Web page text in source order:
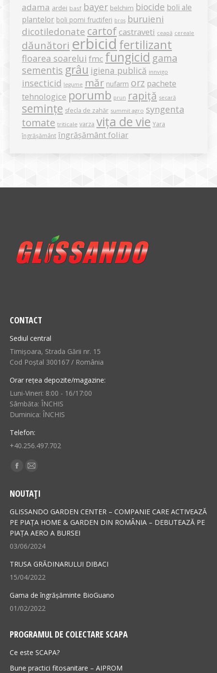
adama ardei basf bayer belchim biocide boli ale
plantelor boli pomi fructiferi bros buruieni
dicotiledonate cartof castraveti ceapă cereale
dăunători erbicid fertilizant
floarea soarelui fmc fungicid gama
sementis grâu igiena publică innvigo
insecticid legume măr nufarm orz pachete
tehnologice porumb prun rapiță secară
semințe sfecla de zahăr summit agro syngenta
tomate triticale varza vița de vie Yara
îngrășământ îngrășământ foliar
CONTACT
Sediul central
Timișoara, Strada Gării nr. 15
Cod Poștal 300167 / România
Orar rețea depozite/magazine:
Luni-Vineri: 8:00 - 16/17:00
Sâmbăta: ÎNCHIS
Duminica: ÎNCHIS
Telefon:
+40.256.497.702
Find us on:
Facebook
opens
in
new
window
Mail
opens
in
new
window
NOUTAȚI
GLISSANDO GARDEN CENTER – COMPANIE CARE ACTIVEAZĂ
PE PIAȚA HOME & GARDEN DIN ROMÂNIA – DEBUTEAZĂ PE
PIAȚA AERO A BURSEI
03/06/2024
TRUSA GRĂDINARULUI DIBACI
15/04/2022
Gama de îngrășăminte BioGuano
01/02/2022
PROGRAMUL DE COLECTARE SCAPA
Ce este SCAPA?
Bune practici fitosanitare – AIPROM